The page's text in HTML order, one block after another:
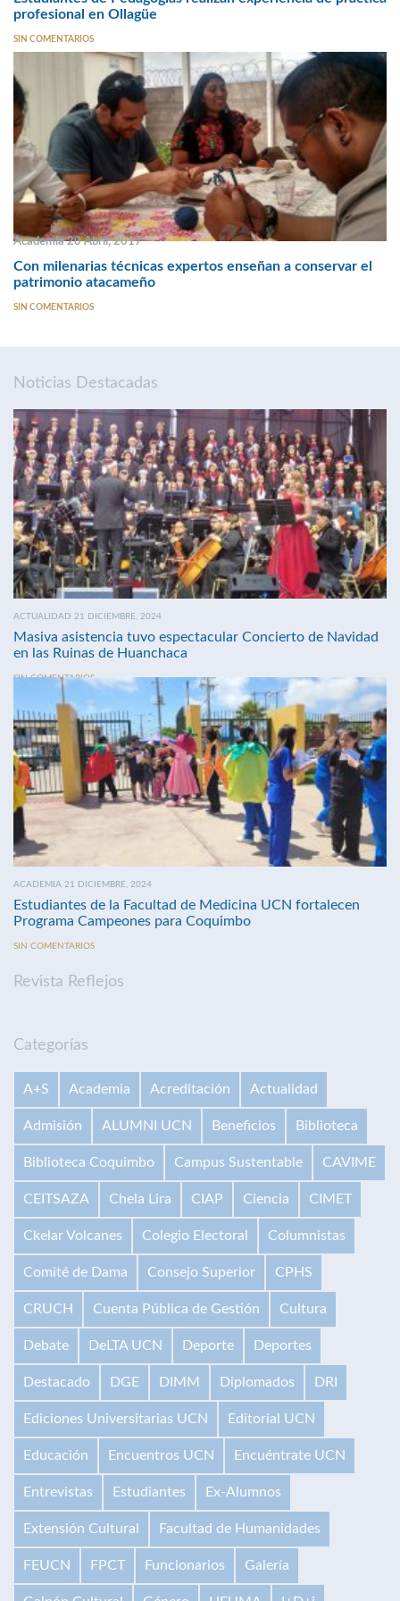
profesional en Ollagüe
SIN COMENTARIOS
Academia 20 Abril, 2017
Con milenarias técnicas expertos enseñan a conservar el
patrimonio atacameño
SIN COMENTARIOS
Noticias Destacadas
ACTUALIDAD 21 DICIEMBRE, 2024
Masiva asistencia tuvo espectacular Concierto de Navidad
en las Ruinas de Huanchaca
SIN COMENTARIOS
ACADEMIA 21 DICIEMBRE, 2024
Estudiantes de la Facultad de Medicina UCN fortalecen
Programa Campeones para Coquimbo
SIN COMENTARIOS
Revista Reflejos
Categorías
A+S Academia Acreditación Actualidad
Admisión ALUMNI UCN Beneficios Biblioteca
Biblioteca Coquimbo Campus Sustentable CAVIME
CEITSAZA Chela Lira CIAP Ciencia CIMET
Ckelar Volcanes Colegio Electoral Columnistas
Comité de Dama Consejo Superior CPHS
CRUCH Cuenta Pública de Gestión Cultura
Debate DeLTA UCN Deporte Deportes
Destacado DGE DIMM Diplomados DRI
Ediciones Universitarias UCN Editorial UCN
Educación Encuentros UCN Encuéntrate UCN
Entrevistas Estudiantes Ex-Alumnos
Extensión Cultural Facultad de Humanidades
FEUCN FPCT Funcionarios Galería